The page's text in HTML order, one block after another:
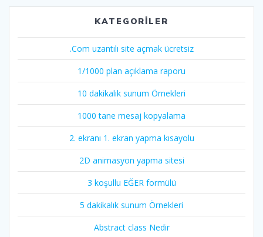
KATEGORILER
.Com uzantılı site açmak ücretsiz
1/1000 plan açıklama raporu
10 dakikalık sunum Örnekleri
1000 tane mesaj kopyalama
2. ekranı 1. ekran yapma kısayolu
2D animasyon yapma sitesi
3 koşullu EĞER formülü
5 dakikalık sunum Örnekleri
Abstract class Nedir